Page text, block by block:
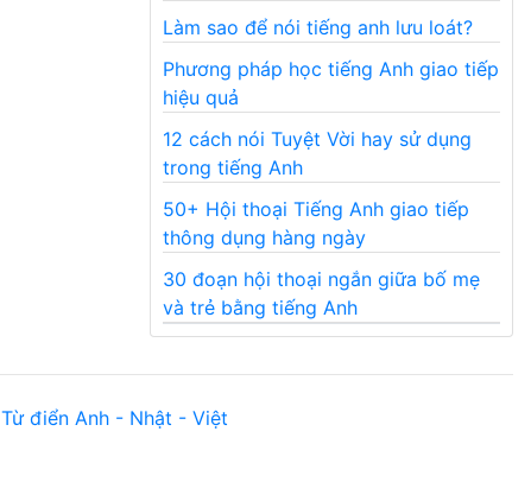
Làm sao để nói tiếng anh lưu loát?
Phương pháp học tiếng Anh giao tiếp
hiệu quả
12 cách nói Tuyệt Vời hay sử dụng
trong tiếng Anh
50+ Hội thoại Tiếng Anh giao tiếp
thông dụng hàng ngày
30 đoạn hội thoại ngắn giữa bố mẹ
và trẻ bằng tiếng Anh
Từ điển Anh - Nhật - Việt